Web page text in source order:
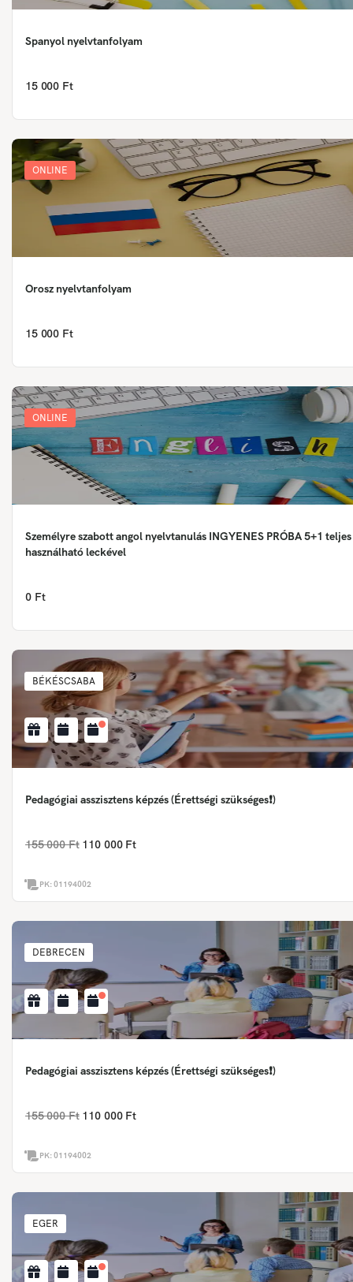
Spanyol nyelvtanfolyam
15 000 Ft
ONLINE
Orosz nyelvtanfolyam
15 000 Ft
ONLINE
Személyre szabott angol nyelvtanulás INGYENES PRÓBA 5+1
használható leckével
0 Ft
BÉKÉSCSABA
Pedagógiai asszisztens képzés (Érettségi szükséges❗)
155 000 Ft 110 000 Ft
PK:01194002
DEBRECEN
Pedagógiai asszisztens képzés (Érettségi szükséges❗)
155 000 Ft 110 000 Ft
PK:01194002
EGER